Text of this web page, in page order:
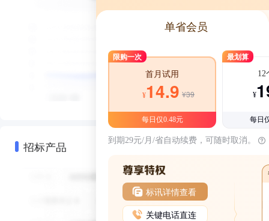
招标产品
单省会员
限购一次
首月试用
¥14.9 ¥39
每日仅0.48元
最划算
12
¥
每日
到期29元/月/省自动续费，可随时取消。
标讯详情查看
关键电话直连